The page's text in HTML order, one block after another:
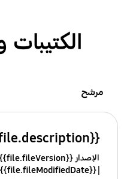
الكتيبات
مرشح
{{file.description}}
الإصدار {{file.fileVersion}}
{{file.fileModifiedDate}}